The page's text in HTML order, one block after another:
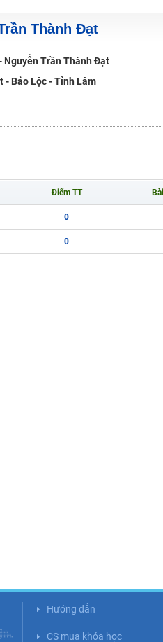
ít nhất 25 điểm
(Từ 16-18/07/2025)
2018
lai!
viên giỏi và nổi tiếng
Thành Đạt
Nguyễn Trần Thành Đạt
- Bảo Lộc - Tỉnh Lâm
Điểm TT
0
0
Hướng dẫn
CS mua khóa học